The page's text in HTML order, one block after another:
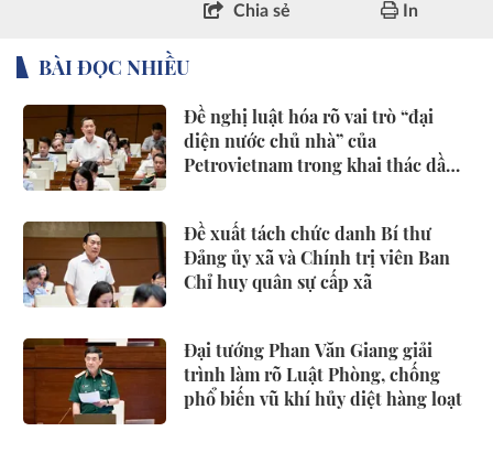
Chia sẻ In
BÀI ĐỌC NHIỀU
Đề nghị luật hóa rõ vai trò “đại
diện nước chủ nhà” của
Petrovietnam trong khai thác dầu
Đề xuất tách chức danh Bí thư
Đảng ủy xã và Chính trị viên Ban
Chỉ huy quân sự cấp xã
Đại tướng Phan Văn Giang giải
trình làm rõ Luật Phòng, chống
phổ biến vũ khí hủy diệt hàng loạt